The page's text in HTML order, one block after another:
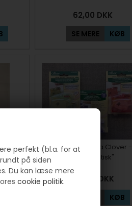
perfekt (bl.a. for at
på siden
Du kan læse mere
cookie politik.
62,00 DKK
SE MERE KØB
Nåletræder fra Clover -
"automatisk"
DKK
KØB